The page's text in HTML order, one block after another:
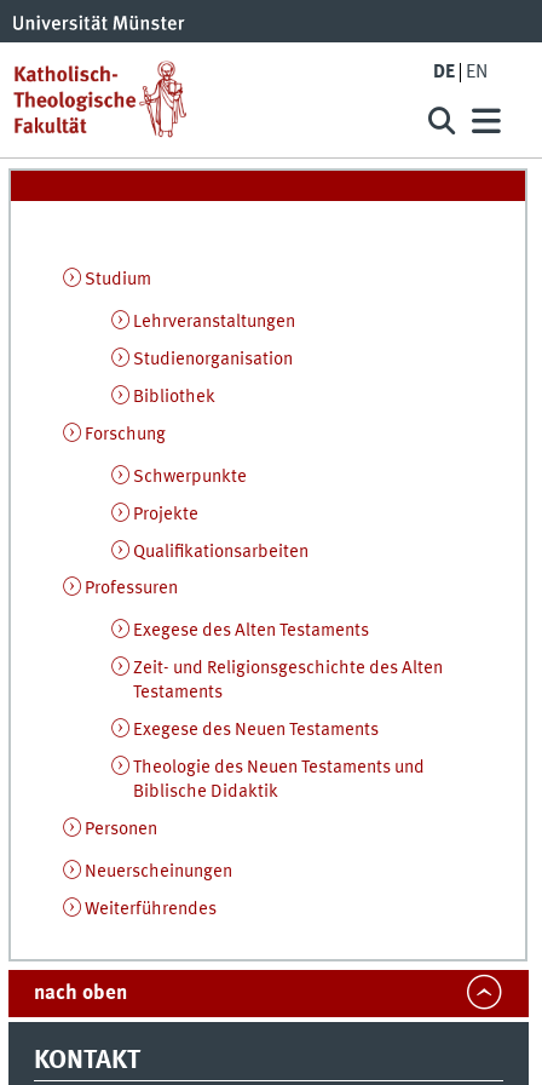
DE EN
Studium
Lehrveranstaltungen
Studienorganisation
Bibliothek
Forschung
Schwerpunkte
Projekte
Qualifikationsarbeiten
Professuren
Exegese des Alten Testaments
Zeit- und Religionsgeschichte des Alten
Testaments
Exegese des Neuen Testaments
Theologie des Neuen Testaments und
Biblische Didaktik
Personen
Neuerscheinungen
Weiterführendes
nach oben
KONTAKT